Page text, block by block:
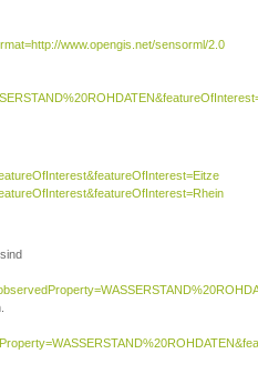
www.opengis.net/sensorml/2.0